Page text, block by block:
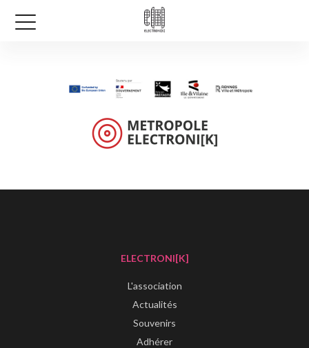
ELECTRONI[K]
L'association
Actualités
Souvenirs
Adhérer